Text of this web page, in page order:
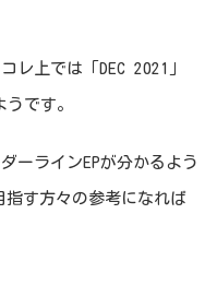
上では「DEC 2021」
です。
ーラインEPが分かるよう
す方々の参考になれば